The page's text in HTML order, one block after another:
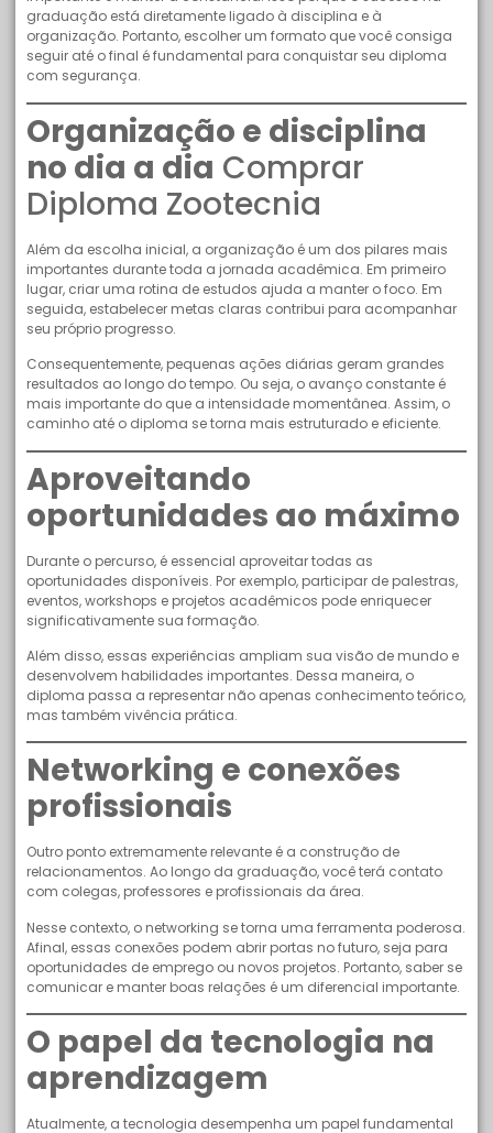
graduação está diretamente ligado à disciplina e à
organização. Portanto, escolher um formato que você consiga
seguir até o final é fundamental para conquistar seu diploma
com segurança.
Organização e disciplina
no dia a dia Comprar
Diploma Zootecnia
Além da escolha inicial, a organização é um dos pilares mais
importantes durante toda a jornada acadêmica. Em primeiro
lugar, criar uma rotina de estudos ajuda a manter o foco. Em
seguida, estabelecer metas claras contribui para acompanhar
seu próprio progresso.
Consequentemente, pequenas ações diárias geram grandes
resultados ao longo do tempo. Ou seja, o avanço constante é
mais importante do que a intensidade momentânea. Assim, o
caminho até o diploma se torna mais estruturado e eficiente.
Aproveitando
oportunidades ao máximo
Durante o percurso, é essencial aproveitar todas as
oportunidades disponíveis. Por exemplo, participar de palestras,
eventos, workshops e projetos acadêmicos pode enriquecer
significativamente sua formação.
Além disso, essas experiências ampliam sua visão de mundo e
desenvolvem habilidades importantes. Dessa maneira, o
diploma passa a representar não apenas conhecimento teórico,
mas também vivência prática.
Networking e conexões
profissionais
Outro ponto extremamente relevante é a construção de
relacionamentos. Ao longo da graduação, você terá contato
com colegas, professores e profissionais da área.
Nesse contexto, o networking se torna uma ferramenta poderosa.
Afinal, essas conexões podem abrir portas no futuro, seja para
oportunidades de emprego ou novos projetos. Portanto, saber se
comunicar e manter boas relações é um diferencial importante.
O papel da tecnologia na
aprendizagem
Atualmente, a tecnologia desempenha um papel fundamental